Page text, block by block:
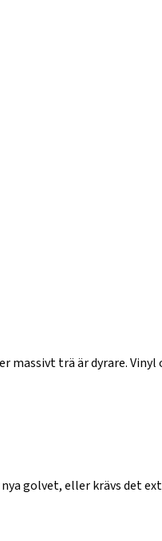
trä är dyrare.
golvet, eller krävs det